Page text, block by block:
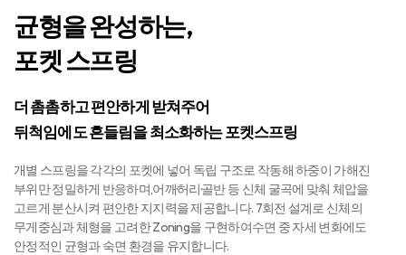
균형을 완성하는,
포켓 스프링
더 촘촘하고 편안하게 받쳐주어
뒤척임에도 흔들림을 최소화하는 포켓스프링
개별 스프링을 각각의 포켓에 넣어 독립 구조로 작동해 하중이 가해진
부위만 정밀하게 반응하며,어깨·허리·골반 등 신체 굴곡에 맞춰 체압을
고르게 분산시켜 편안한 지지력을 제공합니다. 7회전 설계로 신체의
무게중심과 체형을 고려한 Zoning을 구현하여수면 중 자세 변화에도
안정적인 균형과 숙면 환경을 유지합니다.